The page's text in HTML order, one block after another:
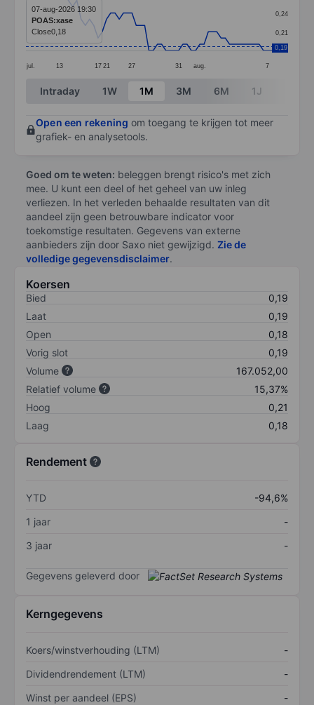
The chart has 1 X axis displaying categories.
The chart has 1 Y axis displaying values. Data ranges
jul. 13 17 21 27 31 aug. 7
0,21
0,24
0,19
07-aug-2026 19:30
POAS:xase
Close0,18
End of interactive chart.
Intraday 1W 1M 3M 6M 1J
Open een rekening om toegang te krijgen tot meer
grafiek- en analysetools.
Goed om te weten: beleggen brengt risico's met zich
mee. U kunt een deel of het geheel van uw inleg
verliezen. In het verleden behaalde resultaten van dit
aandeel zijn geen betrouwbare indicator voor
toekomstige resultaten. Gegevens van externe
aanbieders zijn door Saxo niet gewijzigd. Zie de
volledige gegevensdisclaimer.
Koersen
Bied
0,19
Laat
0,19
Open
0,18
Vorig slot
0,19
Volume
167.052,00
Relatief volume
15,37%
Hoog
0,21
Laag
0,18
Rendement
YTD
-94,6%
1 jaar
-
3 jaar
-
Gegevens geleverd door
Kerngegevens
Koers/winstverhouding (LTM)
-
Dividendrendement (LTM)
-
Winst per aandeel (EPS)
-